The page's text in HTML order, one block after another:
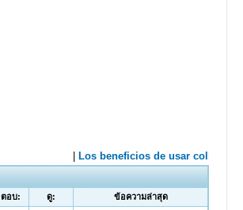
ตอบ: ดู: ข้อความล่าสุด